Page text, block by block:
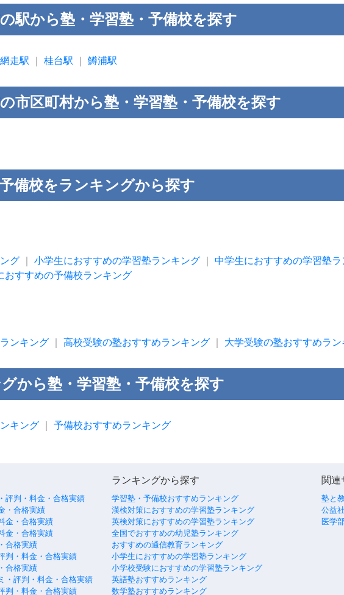
駅から塾・学習塾・予備校を探す
網走駅 桂台駅 鱒浦駅
市区町村から塾・学習塾・予備校を探す
備校をランキングから探す
グ 小学生におすすめの学習塾ランキング
中学生におすすめの学習塾ラ
おすすめの予備校ランキング
ンキング 高校受験の塾おすすめランキング 大学受験の塾おすすめラン
から塾・学習塾・予備校を探す
キング 予備校おすすめランキング
評判・料金・合格実績
・合格実績
金・合格実績
金・合格実績
合格実績
判・料金・合格実績
合格実績
・評判・料金・合格実績
判・料金・合格実績
ランキングから探す
学習塾・予備校おすすめランキング
漢検対策におすすめの学習塾ランキング
英検対策におすすめの学習塾ランキング
全国でおすすめの幼児塾ランキング
おすすめの通信教育ランキング
小学生におすすめの学習塾ランキング
小学校受験におすすめの学習塾ランキング
英語塾おすすめランキング
数学塾おすすめランキング
関連
塾と
公益
医学